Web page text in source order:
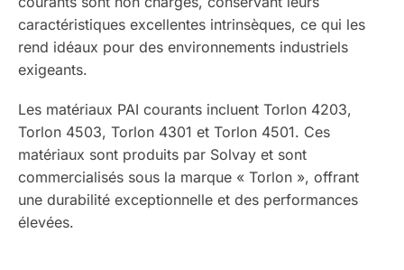
caractéristiques excellentes intrinsèques, ce qui les
rend idéaux pour des environnements industriels
exigeants.
Les matériaux PAI courants incluent Torlon 4203,
Torlon 4503, Torlon 4301 et Torlon 4501. Ces
matériaux sont produits par Solvay et sont
commercialisés sous la marque « Torlon », offrant
une durabilité exceptionnelle et des performances
élevées.